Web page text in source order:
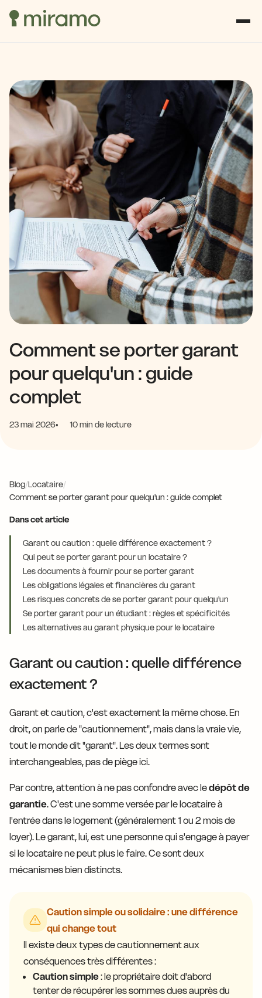
Comment se porter garant
pour quelqu'un : guide
complet
23 mai 2026 10 min de lecture
Blog/Locataire/
Comment se porter garant pour quelqu'un : guide complet
Dans cet article
Garant ou caution : quelle différence exactement ?
Qui peut se porter garant pour un locataire ?
Les documents à fournir pour se porter garant
Les obligations légales et financières du garant
Les risques concrets de se porter garant pour quelqu'un
Se porter garant pour un étudiant : règles et spécificités
Les alternatives au garant physique pour le locataire
Garant ou caution : quelle différence
exactement ?
Garant et caution, c'est exactement la même chose. En
droit, on parle de "cautionnement", mais dans la vraie vie,
tout le monde dit "garant". Les deux termes sont
interchangeables, pas de piège ici.
Par contre, attention à ne pas confondre avec ledépôt de
garantie. C'est une somme versée par le locataire à
l'entrée dans le logement (généralement 1 ou 2 mois de
loyer). Le garant, lui, est une personne qui s'engage à payer
si le locataire ne peut plus le faire. Ce sont deux
mécanismes bien distincts.
Caution simple ou solidaire : une différence
qui change tout
Il existe deux types de cautionnement aux
conséquences très différentes :
Caution simple: le propriétaire doit d'abord
tenter de récupérer les sommes dues auprès du